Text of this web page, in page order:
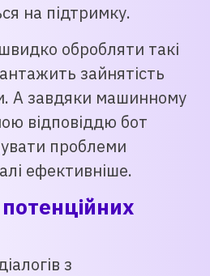
на підтримку.
обробляти такі
зайнятість
А завдяки машинному
відповіддю бот
проблеми
ефективніше.
з